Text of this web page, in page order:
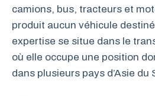
camions, bus, tracteurs et
produit aucun véhicule
expertise se situe dans le
où elle occupe une position
dans plusieurs pays d’Asie du